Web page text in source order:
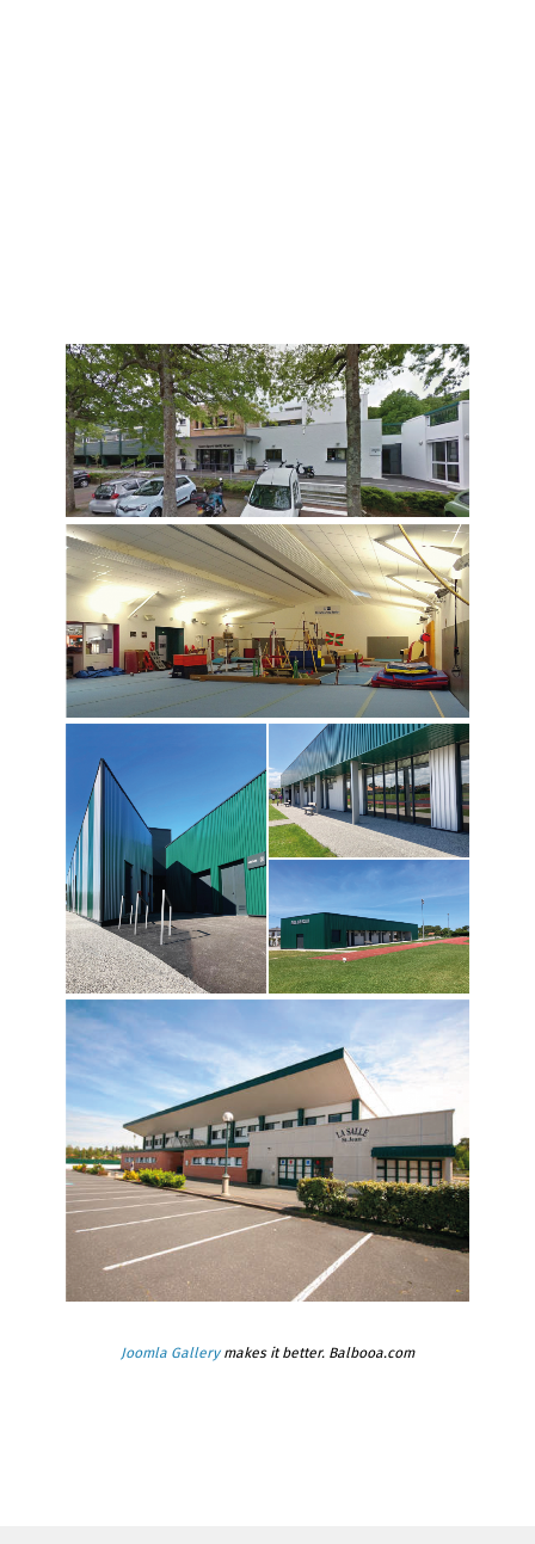
Joomla Gallerymakes it better. Balbooa.com